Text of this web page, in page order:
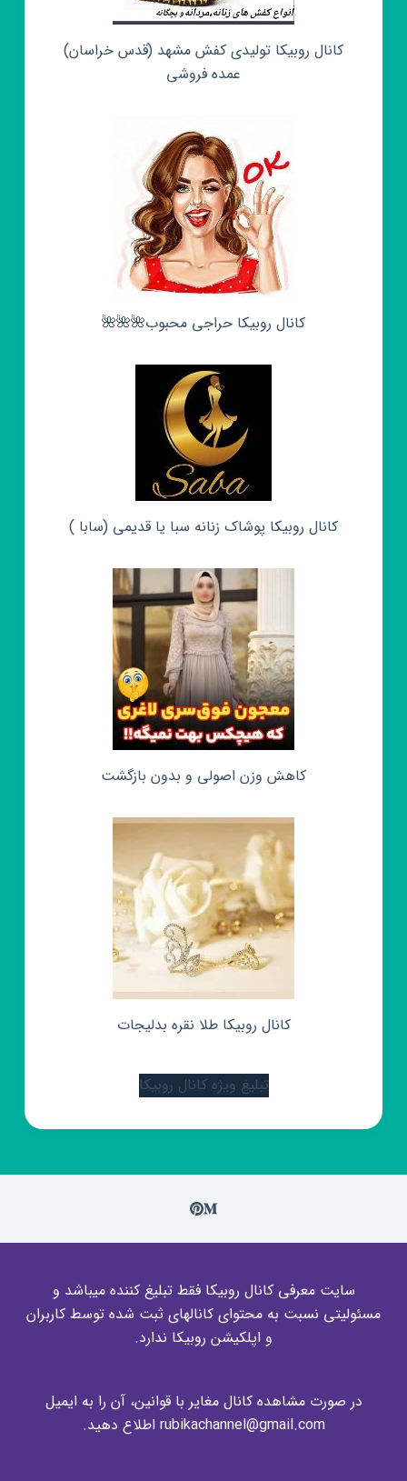
کانال روبیکا تولیدی کفش مشهد (قدس خراسان)
عمده فروشی
کانال روبیکا حراجی محبوب🌺🌺🌺
کانال روبیکا پوشاک زنانه سبا یا قدیمی (سابا )
کاهش وزن اصولی و بدون بازگشت
کانال روبیکا طلا نقره بدلیجات
تبلیغ ویژه کانال روبیکا
سایت معرفی کانال روبیکا فقط تبلیغ کننده میباشد و
مسئولیتی نسبت به محتوای کانالهای ثبت شده توسط کاربران
و اپلکیشن روبیکا ندارد.
در صورت مشاهده کانال مغایر با قوانین، آن را به ایمیل
rubikachannel@gmail.com اطلاع دهید.